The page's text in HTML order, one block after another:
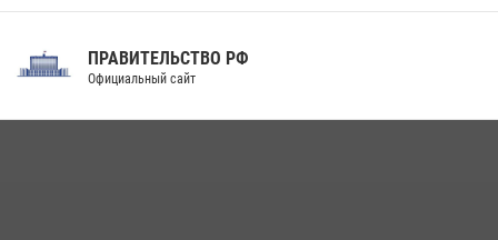
Праздник «Один день с Росгвардией» к 105-летию Центрального
ПРАВИТЕЛЬСТВО РФ
Официальный сайт